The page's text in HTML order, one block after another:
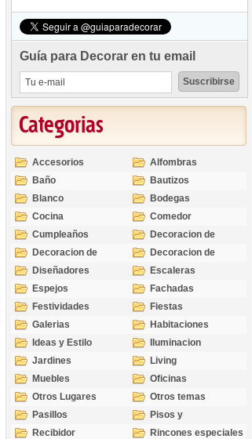
Guía para Decorar en tu email
Categorias
Accesorios
Alfombras
Baño
Bautizos
Blanco
Bodegas
Cocina
Comedor
Cumpleaños
Decoracion de
Exteriores
Decoracion de
Interiores
Decoracion de
Ocasiones
Diseñadores
Escaleras
Espejos
Fachadas
Festividades
Fiestas
Galerias
Habitaciones
Ideas y Estilo
Iluminacion
Jardines
Living
Muebles
Oficinas
Otros Lugares
Otros temas
Pasillos
Pisos y
revestimientos
Recibidor
Rincones especiales